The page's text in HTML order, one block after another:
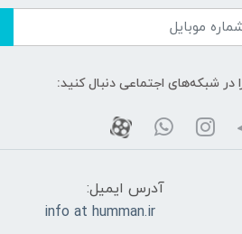
در شبکه‌های اجتماعی دنبال کنید:
آدرس ایمیل:
info at humman.ir